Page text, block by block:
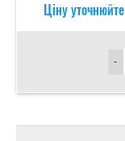
Ціну уточнюйте
--